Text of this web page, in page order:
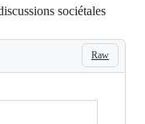
sociétales
Raw